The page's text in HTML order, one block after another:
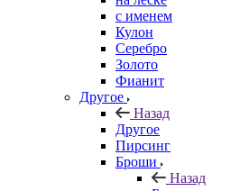
с именем
Кулон
Серебро
Золото
Фианит
Другое
Назад
Другое
Пирсинг
Броши
Назад